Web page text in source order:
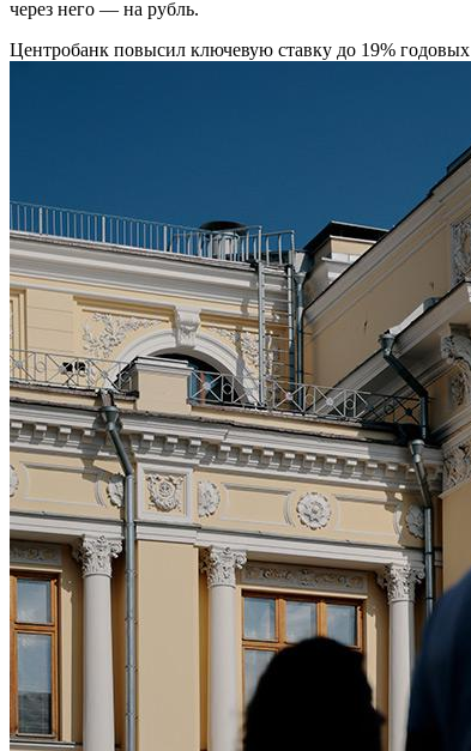
через него — на рубль.
Центробанк повысил ключевую ставку до 19% годовых